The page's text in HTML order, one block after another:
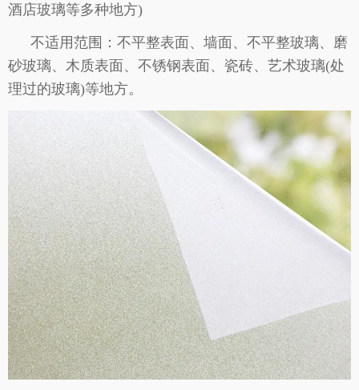
酒店玻璃等多种地方)
不适用范围：不平整表面、墙面、不平整玻璃、磨
砂玻璃、木质表面、不锈钢表面、瓷砖、艺术玻璃(处
理过的玻璃)等地方。